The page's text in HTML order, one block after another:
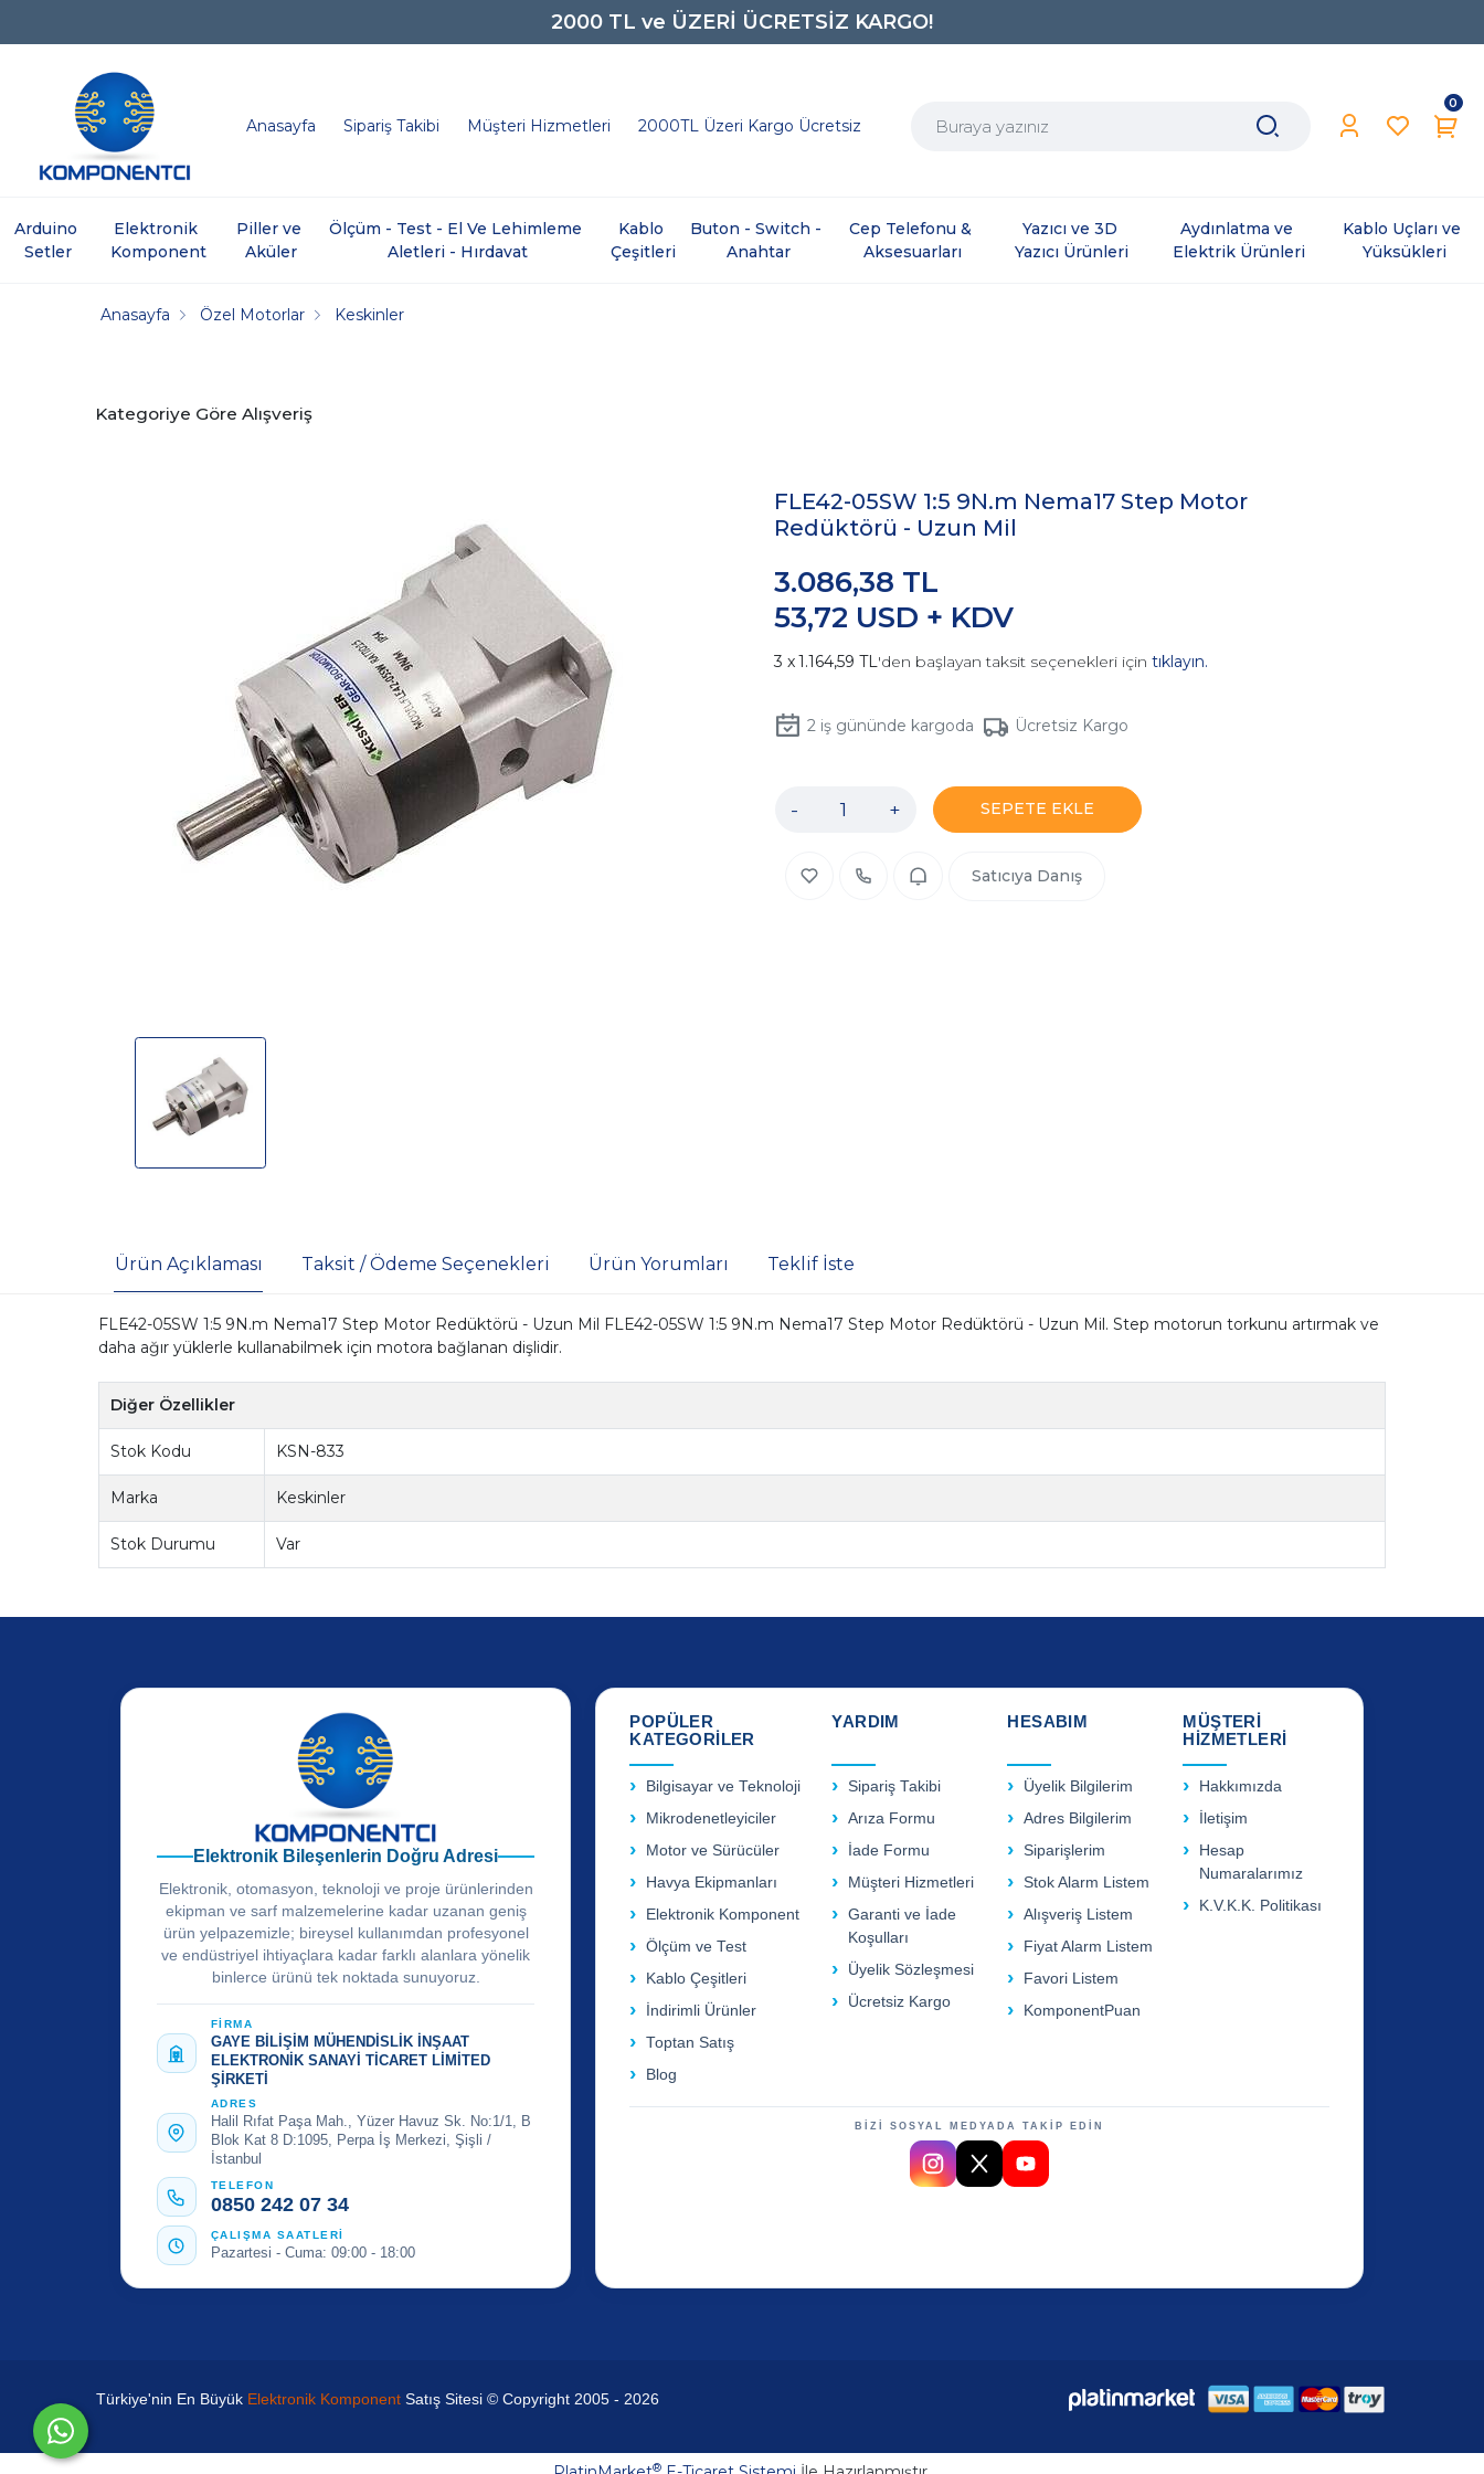
2000 TL ve ÜZERİ ÜCRETSİZ KARGO!
0850 242 0734
Anasayfa Sipariş Takibi Müşteri Hizmetleri 2000TL Üzeri Kargo Ücretsiz
0
Arduino
Setler
Elektronik
Komponent
Piller ve
Aküler
Ölçüm - Test - El Ve Lehimleme
Aletleri - Hırdavat
Kablo
Çeşitleri
Buton - Switch -
Anahtar
Cep Telefonu &
Aksesuarları
Yazıcı ve 3D
Yazıcı Ürünleri
Aydınlatma ve
Elektrik Ürünleri
Kablo Uçları ve
Yüksükleri
Anasayfa Özel Motorlar Keskinler
Kategoriye Göre Alışveriş
FLE42-05SW 1:5 9N.m Nema17 Step Motor
Redüktörü - Uzun Mil
53,72 USD + KDV
3.086,38 TL
1.164,59 TL'den başlayan taksit seçenekleri için tıklayın.
2iş gününde kargoda Ücretsiz Kargo
- + SEPETE EKLE
Satıcıya Danış
Ürün Açıklaması Taksit / Ödeme Seçenekleri Ürün Yorumları Teklif İste
FLE42-05SW 1:5 9N.m Nema17 Step Motor Redüktörü - Uzun Mil FLE42-05SW 1:5 9N.m Nema17 Step Motor Redüktörü - Uzun Mil. Step motorun torkunu artırmak ve
daha ağır yüklerle kullanabilmek için motora bağlanan dişlidir.
Diğer Özellikler
Stok Kodu KSN-833
Marka Keskinler
Stok Durumu Var
Elektronik Bileşenlerin Doğru Adresi
Elektronik, otomasyon, teknoloji ve proje ürünlerinden
ekipman ve sarf malzemelerine kadar uzanan geniş
ürün yelpazemizle; bireysel kullanımdan profesyonel
ve endüstriyel ihtiyaçlara kadar farklı alanlara yönelik
binlerce ürünü tek noktada sunuyoruz.
FİRMA
GAYE BİLİŞİM MÜHENDİSLİK İNŞAAT
ELEKTRONİK SANAYİ TİCARET LİMİTED
ŞİRKETİ
ADRES
Halil Rıfat Paşa Mah., Yüzer Havuz Sk. No:1/1, B
Blok Kat 8 D:1095, Perpa İş Merkezi, Şişli /
İstanbul
TELEFON
0850 242 07 34
ÇALIŞMA SAATLERİ
Pazartesi - Cuma: 09:00 - 18:00
POPÜLER
KATEGORİLER
Bilgisayar ve Teknoloji
Mikrodenetleyiciler
Motor ve Sürücüler
Havya Ekipmanları
Elektronik Komponent
Ölçüm ve Test
Kablo Çeşitleri
İndirimli Ürünler
Toptan Satış
Blog
YARDIM
Sipariş Takibi
Arıza Formu
İade Formu
Müşteri Hizmetleri
Garanti ve İade
Koşulları
Üyelik Sözleşmesi
Ücretsiz Kargo
HESABIM
Üyelik Bilgilerim
Adres Bilgilerim
Siparişlerim
Stok Alarm Listem
Alışveriş Listem
Fiyat Alarm Listem
Favori Listem
KomponentPuan
MÜŞTERİ
HİZMETLERİ
Hakkımızda
İletişim
Hesap
Numaralarımız
K.V.K.K. Politikası
BİZİ SOSYAL MEDYADA TAKİP EDİN
Türkiye'nin En Büyük Elektronik Komponent Satış Sitesi © Copyright 2005 - 2026
®